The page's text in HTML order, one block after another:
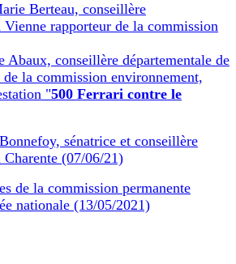
Berteau, conseillère
Vienne rapporteur de la commission
conseillère départementale de
la commission environnement,
"500 Ferrari contre le
sénatrice et conseillère
Charente (07/06/21)
de la commission permanente
nationale (13/05/2021)